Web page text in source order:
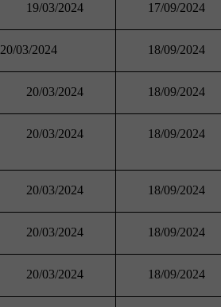
19/03/2024 17/09/2024
20/03/2024 18/09/2024
20/03/2024 18/09/2024
20/03/2024 18/09/2024
20/03/2024 18/09/2024
20/03/2024 18/09/2024
20/03/2024 18/09/2024